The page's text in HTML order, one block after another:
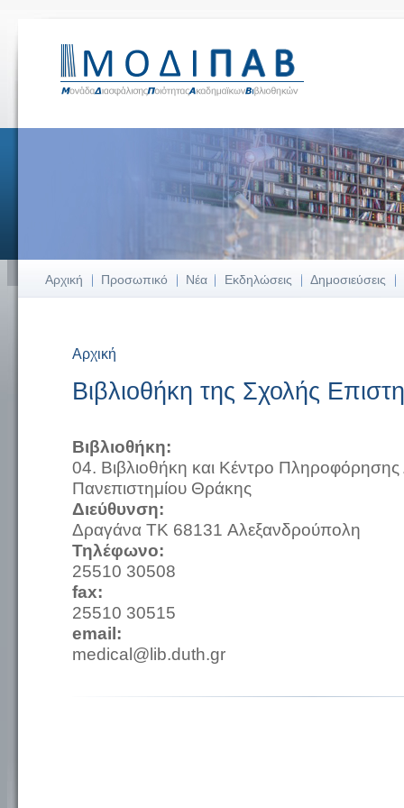
Αρχική Προσωπικό Νέα Εκδηλώσεις Δημοσιεύσεις
Είστε εδώ
Αρχική
Βιβλιοθήκη της Σχολής
Βιβλιοθήκη:
04. Βιβλιοθήκη και Κέντρο Πληροφόρησης
Πανεπιστημίου Θράκης
Διεύθυνση:
Δραγάνα TK 68131 Αλεξανδρούπολη
Τηλέφωνο:
25510 30508
fax:
25510 30515
email:
medical@lib.duth.gr